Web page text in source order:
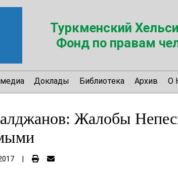
Туркменский
Фонд по правам
Доклады Библиотека Архив О
Жалобы